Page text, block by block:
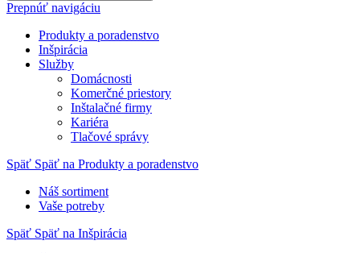
Prepnúť navigáciu
Produkty a poradenstvo
Inšpirácia
Služby
Domácnosti
Komerčné priestory
Inštalačné firmy
Kariéra
Tlačové správy
Späť Späť na Produkty a poradenstvo
Náš sortiment
Vaše potreby
Späť Späť na Inšpirácia